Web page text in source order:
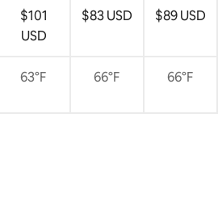
$101
USD
$83 USD $89 USD
63°F 66°F 66°F